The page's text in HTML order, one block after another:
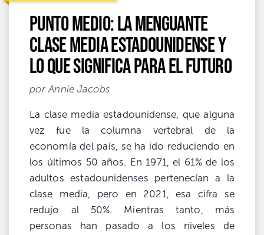
Punto medio: la menguante
clase media estadounidense y
lo que significa para el futuro
por Annie Jacobs
La clase media estadounidense, que alguna
vez fue la columna vertebral de la
economía del país, se ha ido reduciendo en
los últimos 50 años. En 1971, el 61% de los
adultos estadounidenses pertenecían a la
clase media, pero en 2021, esa cifra se
redujo al 50%. Mientras tanto, más
personas han pasado a los niveles de